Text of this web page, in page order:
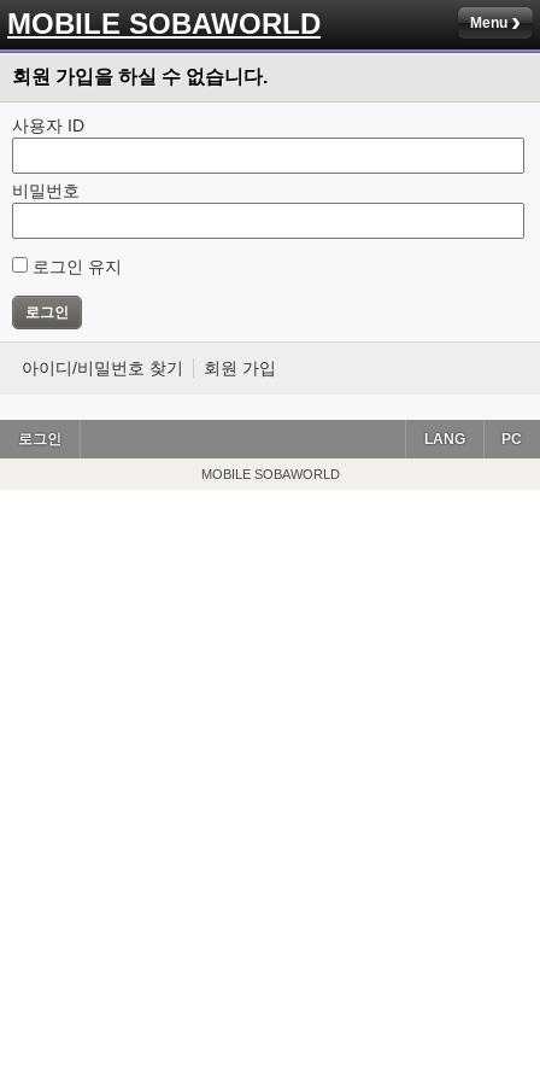
MOBILE SOBAWORLD Menu
회원 가입을 하실 수 없습니다.
사용자 ID
비밀번호
로그인 유지
아이디/비밀번호 찾기 회원 가입
로그인 PC
LANG
MOBILE SOBAWORLD